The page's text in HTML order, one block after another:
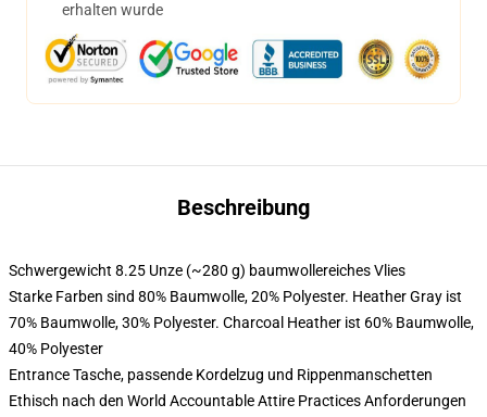
erhalten wurde
Beschreibung
Schwergewicht 8.25 Unze (~280 g) baumwollereiches Vlies
Starke Farben sind 80% Baumwolle, 20% Polyester. Heather Gray ist
70% Baumwolle, 30% Polyester. Charcoal Heather ist 60% Baumwolle,
40% Polyester
Entrance Tasche, passende Kordelzug und Rippenmanschetten
Ethisch nach den World Accountable Attire Practices Anforderungen